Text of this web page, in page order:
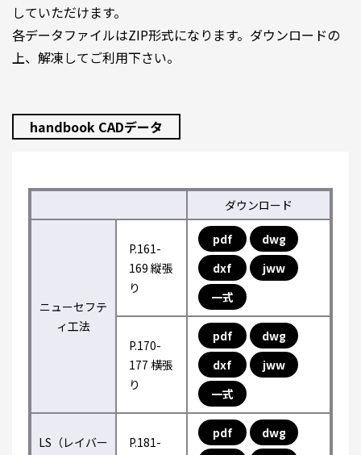
していただけます。
各データファイルはZIP形式になります。ダウンロードの
上、解凍してご利用下さい。
handbook CADデータ
ダウンロード
ニューセフテ
ィ工法
P.161-
169 縦張
り
pdf
dwg
dxf
jww
一式
P.170-
177 横張
り
pdf
dwg
dxf
jww
一式
LS（レイバー
P.181-
pdf
dwg